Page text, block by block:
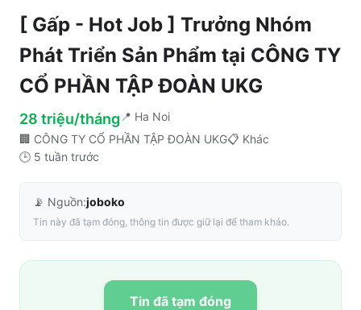
[ Gấp - Hot Job ] Trưởng Nhóm
Phát Triển Sản Phẩm tại CÔNG TY
CỔ PHẦN TẬP ĐOÀN UKG
28 triệu/tháng 📍 Ha Noi
🏢 CÔNG TY CỔ PHẦN TẬP ĐOÀN UKG📋 Khác
🕒 5 tuần trước
📡 Nguồn:joboko
Tin này đã tạm đóng, thông tin được giữ lại để tham khảo.
Tin đã tạm đóng